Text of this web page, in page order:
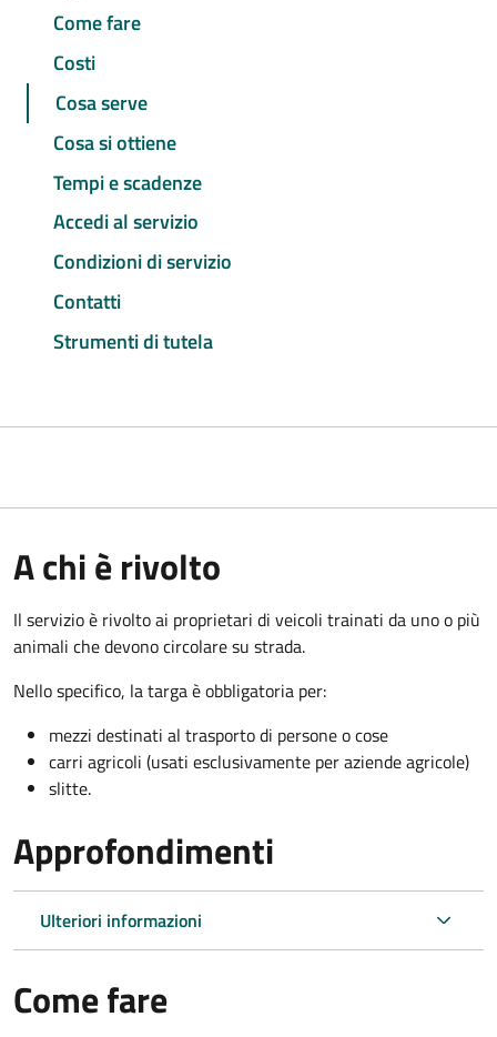
Come fare
Costi
Cosa serve
Cosa si ottiene
Tempi e scadenze
Accedi al servizio
Condizioni di servizio
Contatti
Strumenti di tutela
A chi è rivolto
Il servizio è rivolto ai proprietari di veicoli trainati da uno o più
animali che devono circolare su strada.
Nello specifico, la targa è obbligatoria per:
mezzi destinati al trasporto di persone o cose
carri agricoli (usati esclusivamente per aziende agricole)
slitte.
Approfondimenti
Ulteriori informazioni
Come fare